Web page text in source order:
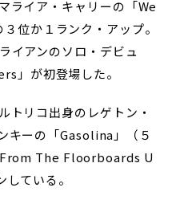
ライア・キャリーの「We
位か１ランク・アップ。
イアンのソロ・デビュ
」が初登場した。
トリコ出身のレゲトン・
キーの「Gasolina」（５
From The Floorboards U
ている。